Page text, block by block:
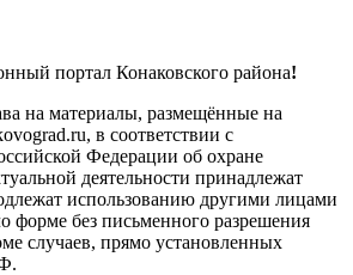
портал Конаковского района!
на материалы, размещённые на
в соответствии с
Федерации об охране
деятельности принадлежат
использованию другими лицами
форме без письменного разрешения
случаев, прямо установленных